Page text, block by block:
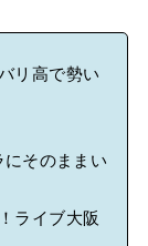
リ高で勢い
そのままい
ライブ大阪